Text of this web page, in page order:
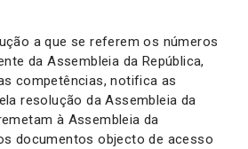
a que se referem os números
da Assembleia da República,
competências, notifica as
resolução da Assembleia da
à Assembleia da
documentos objecto de acesso